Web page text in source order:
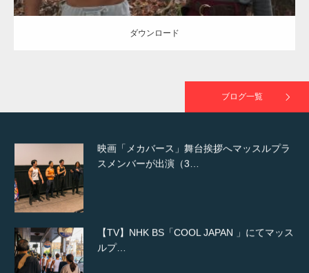
ダウンロード
ブログ一覧
映画「メカバース」舞台挨拶へマッスルプラ
スメンバーが出演（3…
【TV】NHK BS「COOL JAPAN 」にてマッス
ルプ…